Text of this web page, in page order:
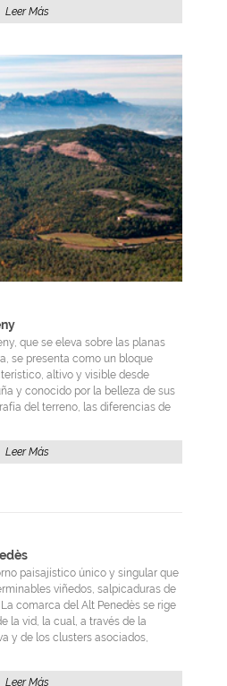
Leer Más
que se eleva sobre las planas
se presenta como un bloque
altivo y visible desde
y conocido por la belleza de sus
del terreno, las diferencias de
Leer Más
paisajístico único y singular que
viñedos, salpicaduras de
comarca del Alt Penedès se rige
la vid, la cual, a través de la
y de los clusters asociados,
Leer Más